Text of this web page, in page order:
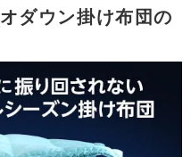
ダウン掛け布団の